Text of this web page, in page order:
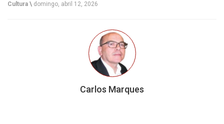
Cultura \ domingo, abril 12, 2026
Carlos Marques